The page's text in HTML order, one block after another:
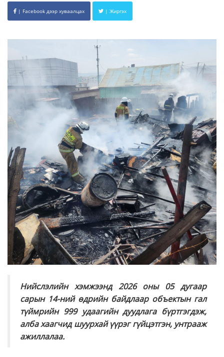
| Facebook дээр хуваалцах | Жиргэх
Нийслэлийн хэмжээнд 2026 оны 05 дугаар
сарын 14-ний өдрийн байдлаар объектын гал
түймрийн 999 удаагийн дуудлага бүртгэгдэж,
алба хаагчид шуурхай үүрэг гүйцэтгэн, унтрааж
ажиллалаа.